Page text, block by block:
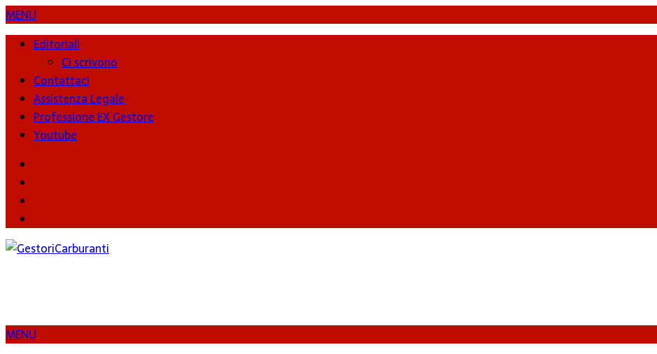
MENU
Editoriali
Ci scrivono
Contattaci
Assistenza Legale
Professione EX Gestore
Youtube
MENU